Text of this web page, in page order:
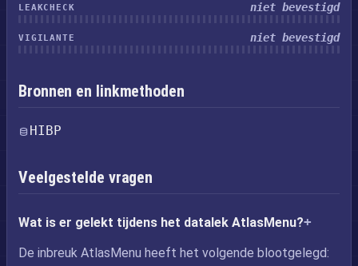
LEAKCHECK niet bevestigd
VIGILANTE niet bevestigd
Bronnen en linkmethoden
HIBP
Veelgestelde vragen
Wat is er gelekt tijdens het datalek AtlasMenu?
De inbreuk AtlasMenu heeft het volgende blootgelegd: